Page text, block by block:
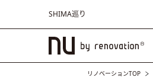
SHIMA巡り
リノベーションTOP